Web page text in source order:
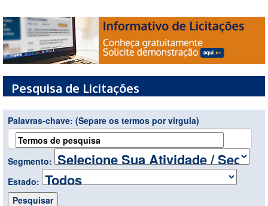
Pesquisa de Licitações
Palavras-chave: (Separe os termos por virgula)
Segmento:
Estado: